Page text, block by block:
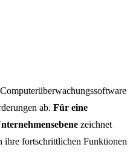
ab. Für eine
zeichnet
ihre fortschrittlichen Funktionen